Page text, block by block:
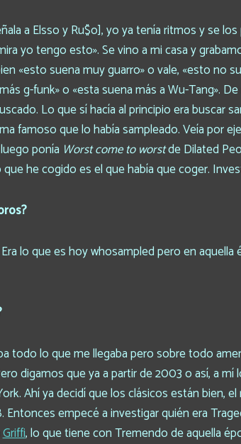
a Elsso y Ru$o], yo ya tenía ritmos y se
yo tengo esto». Se vino a mi casa y
«esto suena muy guarro» o vale, «esto no
g-funk» o «esta suena más a Wu-Tang».
Lo que sí hacía al principio era buscar
famoso que lo había sampleado. Veía por
ponía Worst come to worstde Dilated
he cogido es el que había que coger.
lo que es hoy whosampled pero en
todo lo que me llegaba pero sobre todo
digamos que ya a partir de 2003 o así, a
Ahí ya decidí que los clásicos están bien,
empecé a investigar quién era
Griffi, lo que tiene con Tremendo de aquella